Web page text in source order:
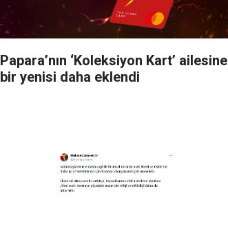
Papara’nın ‘Koleksiyon Kart’ ailesine
bir yenisi daha eklendi